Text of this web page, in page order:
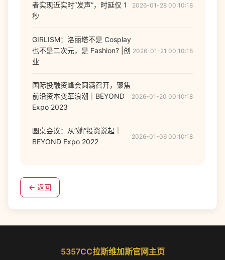
者实现近实时“发声”，时延仅 1
秒
2026-01-28 00:10:18
GIRLISM：洛丽塔不是 Cosplay
也不是二次元，是 Fashion? |创
业
2026-01-21 00:10:18
国际投融资峰会圆满召开，聚焦
前沿资本变革浪潮｜BEYOND
Expo 2023
2026-01-20 00:10:18
圆桌会议：从“她”投资说起｜
BEYOND Expo 2022
2026-01-06 00:10:18
← 返回
5357CC拉斯维加斯官网主页